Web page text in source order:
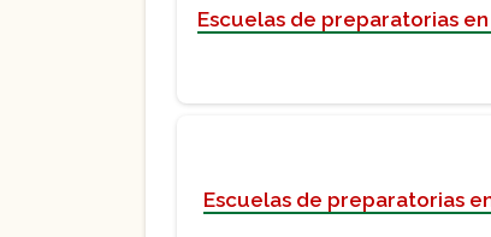
Escuelas de preparatorias
Escuelas de preparatorias